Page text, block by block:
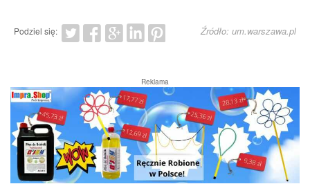
Podziel się: Źródło: um.warszawa.pl
Reklama